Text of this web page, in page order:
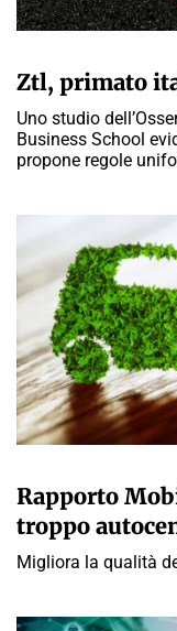
Ztl, primato
Uno studio
Business School
propone regole
Rapporto
troppo
Migliora la qualità